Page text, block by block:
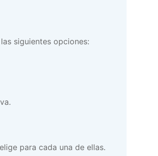
siguientes opciones:
para cada una de ellas.